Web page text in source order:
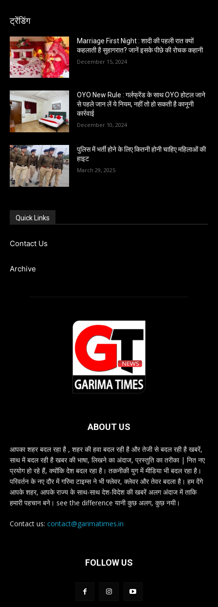
ट्रेंडिंग
Marriage First Night : शादी की पहली रात क्यों
कहलाती है सुहागरात? जानें इसके पीछे की रोचक कहानी
December 15, 2024
OYO New Rule : गर्लफ्रेंड के साथ OYO होटल जाने
से पहले जान लें ये नियम, नहीं तो हो सकती है कानूनी
कार्रवाई
December 10, 2024
पुलिस में भर्ती होने के लिए कितनी होनी चाहिए महिलाओं की
हाइट
March 29, 2025
Quick Links
Contact Us
Archive
ABOUT US
आपका शहर बदल रहा है , शहर की हवा बदल रही है और तेजी से बदल रही है खबरें,
साथ में बदल रही है खबर की भाषा, लिखने का अंदाज, प्रस्तुति का तरीका | नित नए
प्रयोग हो रहे हैं, क्योंकि देश बदल रहा है। तकनीकी युग में मीडिया भी बदल रहा है।
परिवर्तन के नए दौर में गरिमा टाइम्स ने भी फ्लेवर, क्लेवर और तेवर बदला है। हम देंगे
आपके शहर, आपके राज्य के साथ-साथ देश-विदेश की खबरें अलग अंदाज में ताकि
हमारी पहचान बने। see the difference यानी कुछ अलग, कुछ नयी।
Contact us: contact@garimatimes.in
FOLLOW US